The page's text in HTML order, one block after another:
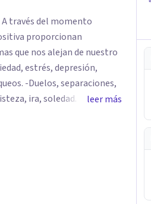
proporcionan
estrés, depresión,
-Duelos, separaciones,
ira, soledad. Si deseas
tu vida, el asesoramiento
adecuadas para superar
leer más